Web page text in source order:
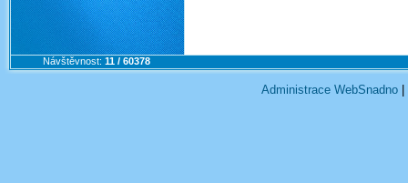
Návštěvnost: 11 / 60378
Administrace WebSnadno|